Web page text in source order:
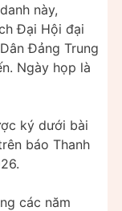
này,
Đại Hội đại
Đảng Trung
Ngày họp là
ký dưới bài
báo Thanh
các năm